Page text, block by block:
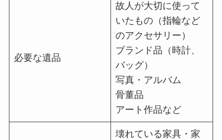
必要な遺品
故人が大切に使って
いたもの（指輪など
のアクセサリー）
ブランド品（時計、
バッグ）
写真・アルバム
骨董品
アート作品など
壊れている家具・家